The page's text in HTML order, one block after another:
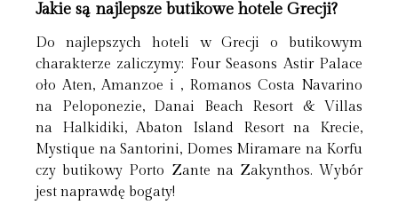
Jakie są najlepsze butikowe hotele Grecji?
Do najlepszych hoteli w Grecji o butikowym
charakterze zaliczymy: Four Seasons Astir Palace
oło Aten, Amanzoe i , Romanos Costa Navarino
na Peloponezie, Danai Beach Resort & Villas
na Halkidiki, Abaton Island Resort na Krecie,
Mystique na Santorini, Domes Miramare na Korfu
czy butikowy Porto Zante na Zakynthos. Wybór
jest naprawdę bogaty!